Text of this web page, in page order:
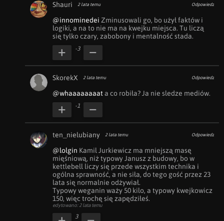
Shauri 2 lata temu Odpowiedz
@innominedei Zminusowali go, bo użył faktów i
logiki, a na to nie ma na kwejku miejsca. Tu liczą
się tylko czary, zabobony i mentalność stada.
-3
SkorekX 2 lata temu Odpowiedz
@whaaaaaaaat a co robiła? Ja nie sledze mediów.
-1
ten_nielubiany 2 lata temu Odpowiedz
@lolgin Kamil Jurkiewicz ma mniejszą masę
mięśniową, niż typowy Janusz z budowy, bo w
kettlebell liczy się przede wszystkim technika i
ogólna sprawność, a nie siła, do tego gość przez 23
lata się normalnie odżywiał.
Typowy weganin waży 50 kilo, a typowy kwejkowicz
150, więc trochę się zapędziłeś.
edytowano: 2 lata temu
3